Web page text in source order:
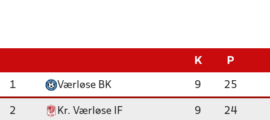
K P
1 Værløse BK 9 25
2 Kr. Værløse IF 9 24